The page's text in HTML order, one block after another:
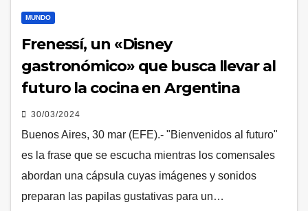
MUNDO
Frenessí, un «Disney
gastronómico» que busca llevar al
futuro la cocina en Argentina
30/03/2024
Buenos Aires, 30 mar (EFE).- "Bienvenidos al futuro"
es la frase que se escucha mientras los comensales
abordan una cápsula cuyas imágenes y sonidos
preparan las papilas gustativas para un…